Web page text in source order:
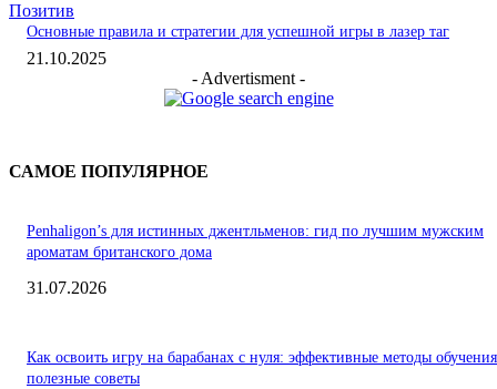
Позитив
Основные правила и стратегии для успешной игры в лазер таг
21.10.2025
- Advertisment -
САМОЕ ПОПУЛЯРНОЕ
Penhaligon’s для истинных джентльменов: гид по лучшим мужским
ароматам британского дома
31.07.2026
Как освоить игру на барабанах с нуля: эффективные методы
полезные советы